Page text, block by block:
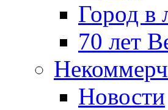
Город в
70 лет
Новости